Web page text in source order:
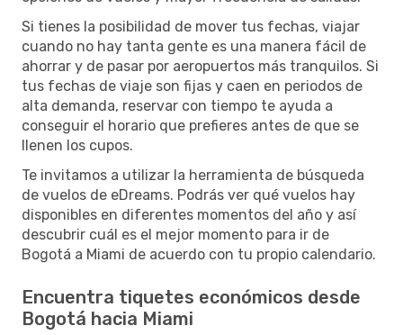
Si tienes la posibilidad de mover tus fechas, viajar
cuando no hay tanta gente es una manera fácil de
ahorrar y de pasar por aeropuertos más tranquilos. Si
tus fechas de viaje son fijas y caen en periodos de
alta demanda, reservar con tiempo te ayuda a
conseguir el horario que prefieres antes de que se
llenen los cupos.
Te invitamos a utilizar la herramienta de búsqueda
de vuelos de eDreams. Podrás ver qué vuelos hay
disponibles en diferentes momentos del año y así
descubrir cuál es el mejor momento para ir de
Bogotá a Miami de acuerdo con tu propio calendario.
Encuentra tiquetes económicos desde
Bogotá hacia Miami